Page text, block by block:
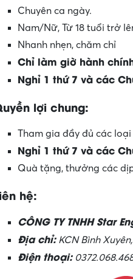
Chuyên ca ngày.
Nam/Nữ, Từ 18 tuổi trở
Nhanh nhẹn, chăm chỉ
Chỉ làm giờ hành
Nghỉ 1 thứ 7 và các
lợi chung:
Tham gia đầy đủ các
Nghỉ 1 thứ 7 và các
Quà tặng, thưởng các
hệ:
CÔNG TY TNHH Star
Địa chỉ:KCN Bình
Điện thoại: